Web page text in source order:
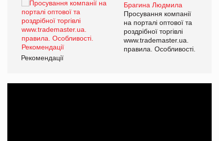
Брагина Людмила
Просування компанії
на порталі оптової та
роздрібної торгівлі
www.trademaster.ua.
правила. Особливості.
Рекомендації